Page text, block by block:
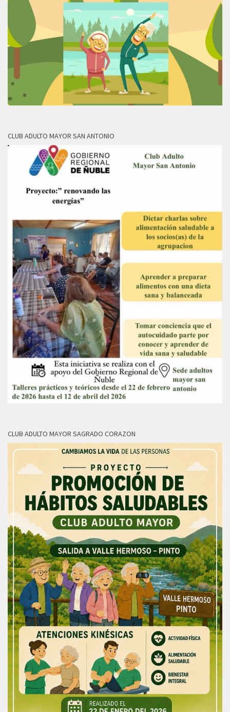
CLUB ADULTO MAYOR SAN ANTONIO
CLUB ADULTO MAYOR SAGRADO CORAZON